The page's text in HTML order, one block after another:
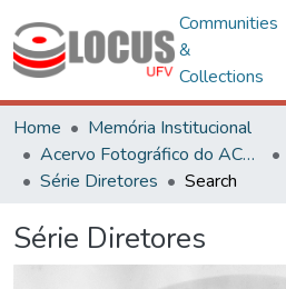
Communities
&
Collections
Home
Memória Institucional
Acervo Fotográfico do ACH-UFV
Série Diretores
Search
Série Diretores